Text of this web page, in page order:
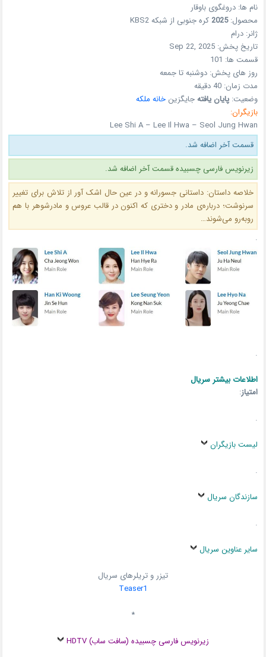
نام ها: دروغگوی باوقار
محصول:2025 کره جنوبی از شبکهKBS2
ژانر:درام
تاریخ پخش:Sep 22, 2025
قسمت ها: 101
روز های پخش:دوشنبه تا جمعه
مدت زمان:40 دقیقه
وضعیت:پایان یافتهجایگزینخانه ملکه
بازیگران:
Lee Shi A – Lee Il Hwa – Seol Jung Hwan
قسمت آخر اضافه شد.
زیرنویس فارسی چسبیده قسمت آخر اضافه شد.
خلاصه داستان: داستانی جسورانه و در عین حال اشک‌ آور از تلاش برای تغییر
سرنوشت؛ درباره‌ی مادر و دختری که اکنون در قالب عروس و مادرشوهر با هم
روبه‌رو می‌شوند…
.
.
اطلاعات بیشتر سریال
امتیاز:
.
لیست بازیگران
.
سازندگان سریال
.
سایر عناوین سریال
تیزر و تریلرهای سریال
Teaser1
*
زیرنویس فارسی چسبیده (سافت ساب) HDTV